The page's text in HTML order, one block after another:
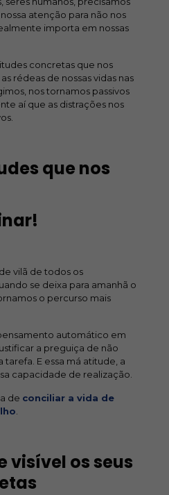
atenção para não nos
importa em nossas
concretas que nos
rédeas de nossas vidas nas
nos tornamos passivos
aí que as distrações nos
que nos
vilã de todos os
se deixa para amanhã o
o percurso mais
automático em
a preguiça de não
E essa má atitude, a
capacidade de realização.
de conciliar a vida de
visível os seus